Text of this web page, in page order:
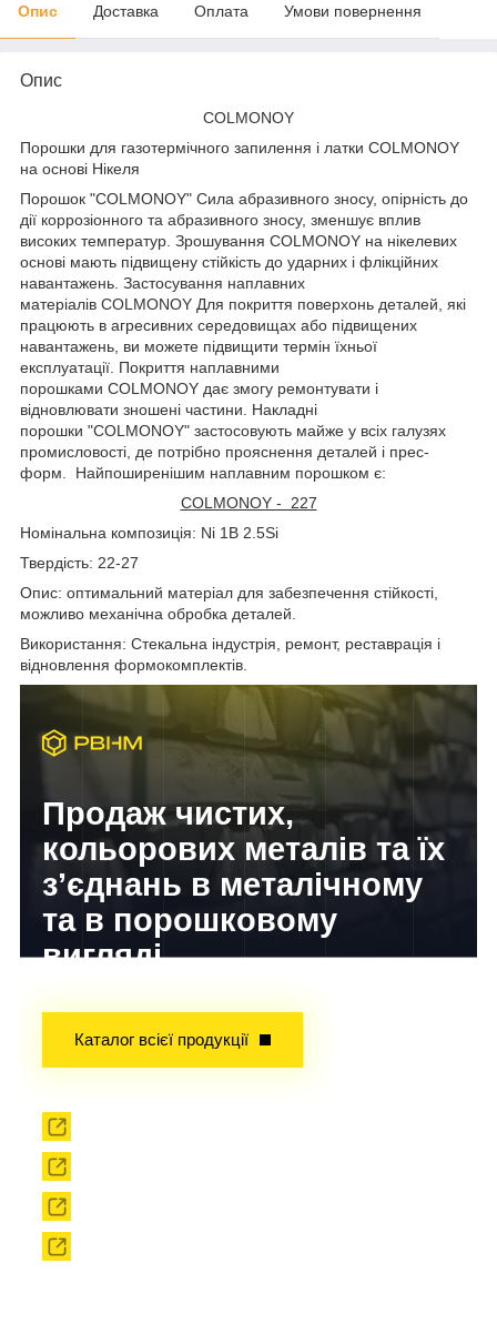
Опис Доставка Оплата Умови повернення
Опис
COLMONOY
Порошки для газотермічного запилення і латки COLMONOY
на основі Нікеля
Порошок "COLMONOY" Сила абразивного зносу, опірність до
дії коррозіонного та абразивного зносу, зменшує вплив
високих температур. Зрошування COLMONOY на нікелевих
основі мають підвищену стійкість до ударних і флікційних
навантажень. Застосування наплавних
матеріалів COLMONOY Для покриття поверхонь деталей, які
працюють в агресивних середовищах або підвищених
навантажень, ви можете підвищити термін їхньої
експлуатації. Покриття наплавними
порошками COLMONOY дає змогу ремонтувати і
відновлювати зношені частини. Накладні
порошки "COLMONOY" застосовують майже у всіх галузях
промисловості, де потрібно прояснення деталей і прес-
форм. Найпоширенішим наплавним порошком є:
COLMONOY - 227
Номінальна композиція: Ni 1B 2.5Si
Твердість: 22-27
Опис: оптимальний матеріал для забезпечення стійкості,
можливо механічна обробка деталей.
Використання: Стекальна індустрія, ремонт, реставрація і
відновлення формокомплектів.
Продаж чистих,
кольорових металів та їх
з’єднань в металічному
та в порошковому
вигляді
Каталог всієї продукції